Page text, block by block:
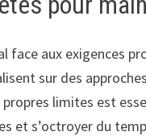
face aux exigences
sur des
limites est
et s’octroyer du